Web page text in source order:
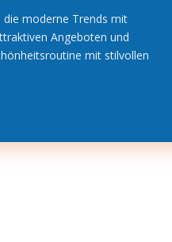
moderne Trends mit
Angeboten und
mit stilvollen